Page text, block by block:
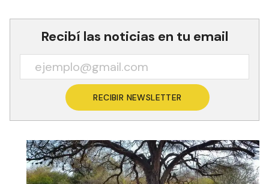
Recibí las noticias en tu email
RECIBIR NEWSLETTER